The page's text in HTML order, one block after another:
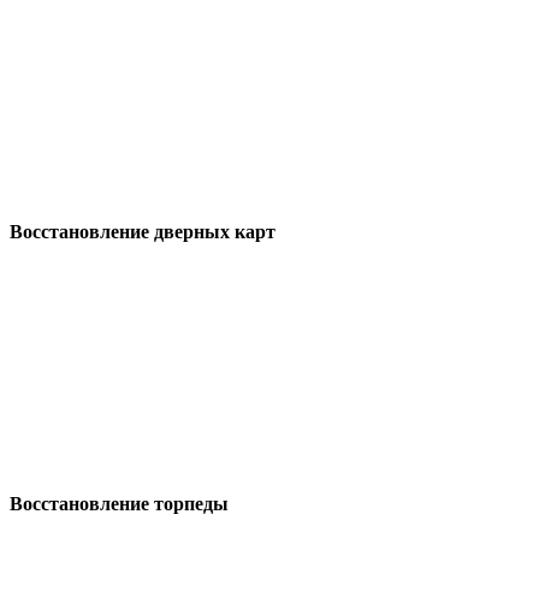
Восстановление дверных карт
Восстановление торпеды